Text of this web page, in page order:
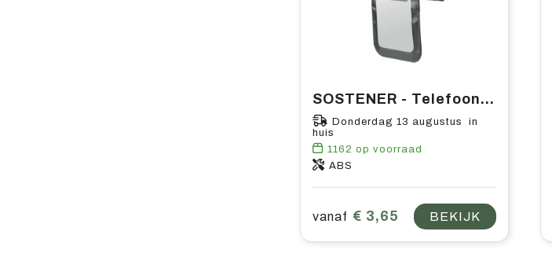
SOSTENER - Telefoonhouder fietshoesje van
Donderdag 13 augustus in
huis
1162 op voorraad
ABS
vanaf € 3,65 BEKIJK